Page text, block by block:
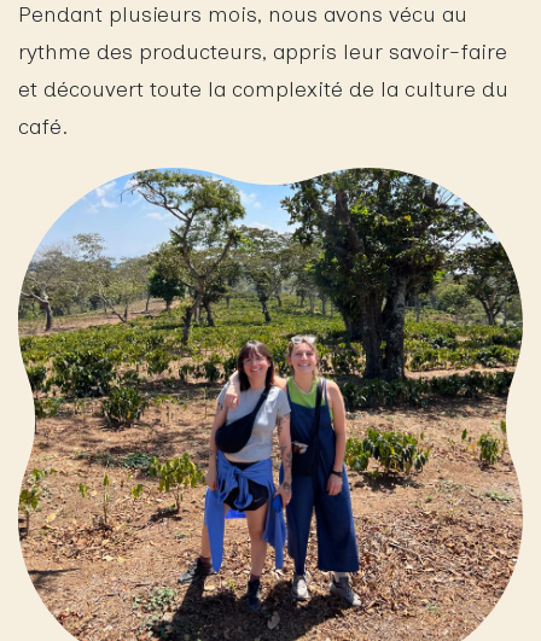
Pendant plusieurs mois, nous avons vécu au
rythme des producteurs, appris leur savoir-faire
et découvert toute la complexité de la culture du
café.